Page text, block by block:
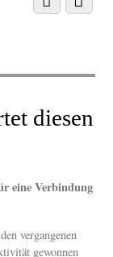
down
diesen
eine Verbindung
vergangenen
gewonnen